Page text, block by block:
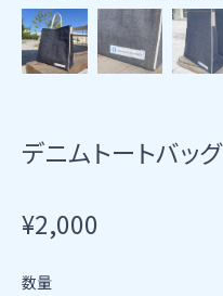
デニムトートバッグ
¥2,000
数量